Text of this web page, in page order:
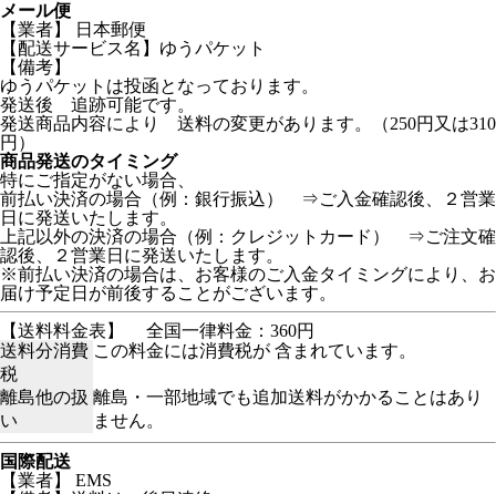
メール便
【業者】 日本郵便
【配送サービス名】ゆうパケット
【備考】
ゆうパケットは投函となっております。
発送後 追跡可能です。
発送商品内容により 送料の変更があります。（250円又は310
円）
商品発送のタイミング
特にご指定がない場合、
前払い決済の場合（例：銀行振込） ⇒ご入金確認後、２営業
日に発送いたします。
上記以外の決済の場合（例：クレジットカード） ⇒ご注文確
認後、２営業日に発送いたします。
※前払い決済の場合は、お客様のご入金タイミングにより、お
届け予定日が前後することがございます。
【送料料金表】
全国一律料金：360円
送料分消費
税
この料金には消費税が 含まれています。
離島他の扱
い
離島・一部地域でも追加送料がかかることはあり
ません。
国際配送
【業者】 EMS